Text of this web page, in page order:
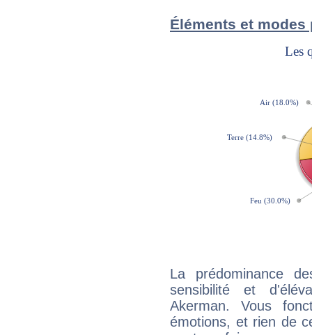
Éléments et modes
La prédominance
sensibilité et
Akerman. Vous
émotions, et rien de